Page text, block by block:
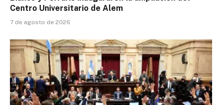
Centro Universitario de Alem
7 de agosto de 2026